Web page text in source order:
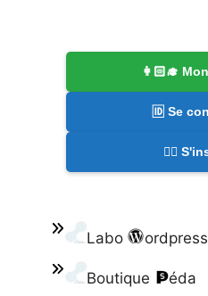
👩🏻‍🎓
🆔 Se
✍🏻
Labo ordpress
Boutique éda